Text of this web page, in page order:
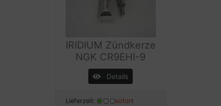
IRIDIUM Zündkerze
NGK CR9EHI-9
Details
Lieferzeit: sofort